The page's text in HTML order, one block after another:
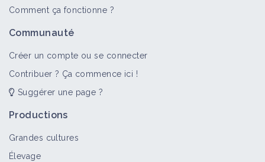
Adventices
Comment ça fonctionne ?
Communauté
Créer un compte ou se connecter
Contribuer ? Ça commence ici !
Suggérer une page ?
Productions
Grandes cultures
Élevage